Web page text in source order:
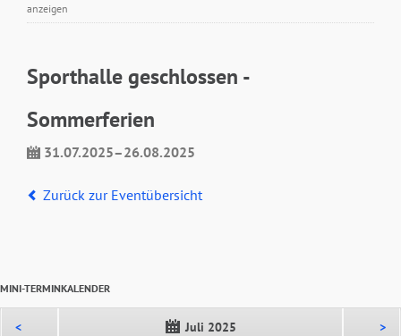
anzeigen
Sporthalle geschlossen -
Sommerferien
31.07.2025–26.08.2025
Zurück zur Eventübersicht
MINI-TERMINKALENDER
< Juli 2025 >